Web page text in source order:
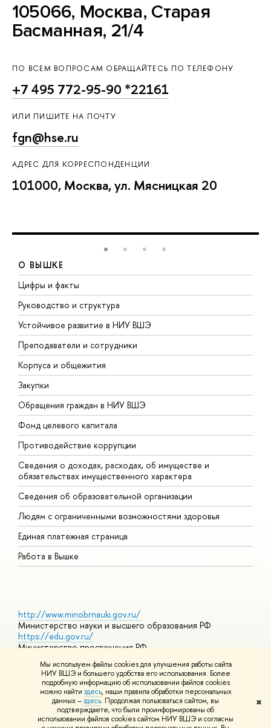
Мы используем файлы cookies для улучшения работы сайта
НИУ ВШЭ и большего удобства его использования. Более
подробную информацию об использовании файлов cookies
можно найти здесь, наши правила обработки персональных
данных –здесь. Продолжая пользоваться сайтом, вы
подтверждаете, что были проинформированы об
использовании файлов cookies сайтом НИУ ВШЭ и согласны
✖
105066, Москва, Старая
Басманная, 21/4
ПО ВСЕМ ВОПРОСАМ ОБРАЩАЙТЕСЬ ПО ТЕЛЕФОНУ
+7 495 772-95-90 *22161
ИЛИ ПИШИТЕ НА ПОЧТУ
fgn@hse.ru
АДРЕС ДЛЯ КОРРЕСПОНДЕНЦИИ:
101000, Москва, ул. Мясницкая 20
О ВЫШКЕ
Цифры и факты
Руководство и структура
Устойчивое развитие в НИУ ВШЭ
Преподаватели и сотрудники
Корпуса и общежития
Закупки
Обращения граждан в НИУ ВШЭ
Фонд целевого капитала
Противодействие коррупции
Сведения о доходах, расходах, об имуществе и
обязательствах имущественного характера
Сведения об образовательной организации
Людям с ограниченными возможностями здоровья
Единая платежная страница
Работа в Вышке
http://www.minobrnauki.gov.ru/
Министерство науки и высшего образования РФ
https://edu.gov.ru/
Министерство просвещения РФ
https://elearning.hse.ru/mooc
Массовые открытые онлайн-курсы
© НИУ ВШЭ 1993–2026 Адреса и контактыУсловия
использования материалов Политика конфиденциальности